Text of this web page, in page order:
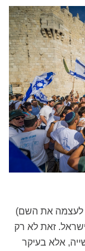
לעצמה את השם)
זאת לא רק
אלא בעיקר